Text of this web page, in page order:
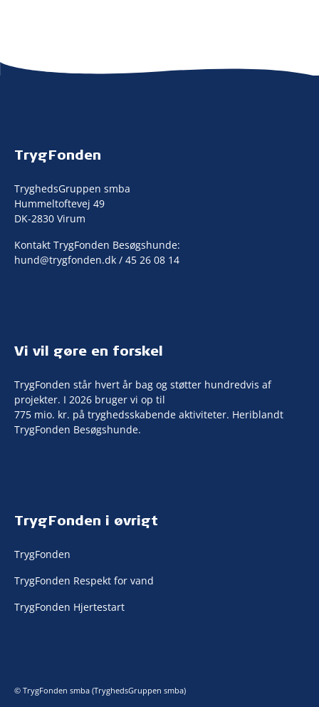
TrygFonden
TryghedsGruppen smba
Hummeltoftevej 49
DK-2830 Virum
Kontakt TrygFonden Besøgshunde:
hund@trygfonden.dk / 45 26 08 14
Vi vil gøre en forskel
TrygFonden står hvert år bag og støtter hundredvis af
projekter. I 2026 bruger vi op til
775 mio. kr. på tryghedsskabende aktiviteter. Heriblandt
TrygFonden Besøgshunde.
TrygFonden i øvrigt
TrygFonden
TrygFonden Respekt for vand
TrygFonden Hjertestart
© TrygFonden smba (TryghedsGruppen smba)